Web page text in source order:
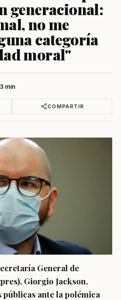
generacional:
no me
categoría
moral"
3 min
COMPARTIR
General de
Giorgio Jackson,
ante la polémica